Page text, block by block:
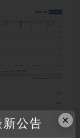
×
公告